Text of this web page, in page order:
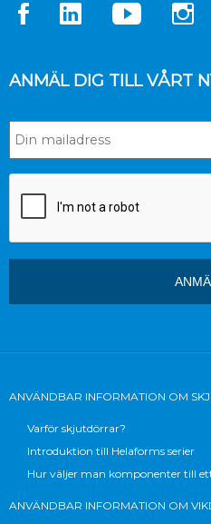
ANMÄL DIG TILL VÅRT
ANVÄNDBAR INFORMATION OM
Varför skjutdörrar?
Introduktion till Helaforms serier
Hur väljer man komponenter till
ANVÄNDBAR INFORMATION OM